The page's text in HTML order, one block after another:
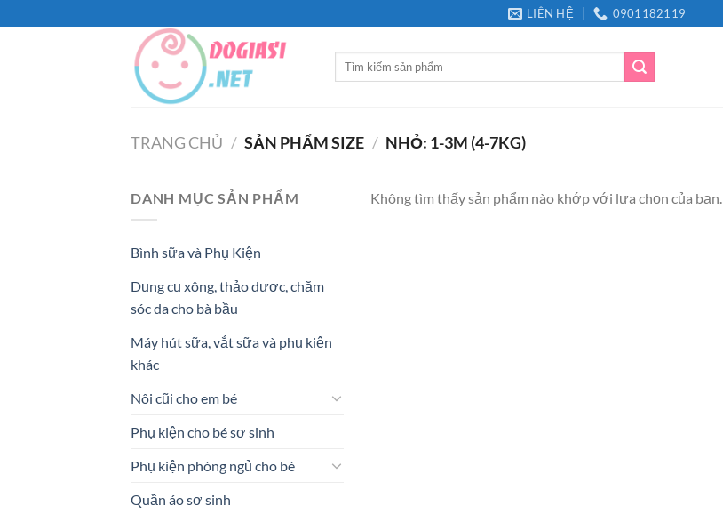
qua
LIÊN HỆ 0901182119
Tìm
TRANG CHỦ / SẢN PHẨM SIZE / NHỎ: 1-3M (4-7KG)
DANH MỤC SẢN PHẨM
Bình sữa và Phụ Kiện
Dụng cụ xông, thảo dược, chăm
sóc da cho bà bầu
Máy hút sữa, vắt sữa và phụ kiện
khác
Nôi cũi cho em bé
Phụ kiện cho bé sơ sinh
Phụ kiện phòng ngủ cho bé
Quần áo sơ sinh
Không tìm thấy sản phẩm nào khớp với lựa chọn của bạn.